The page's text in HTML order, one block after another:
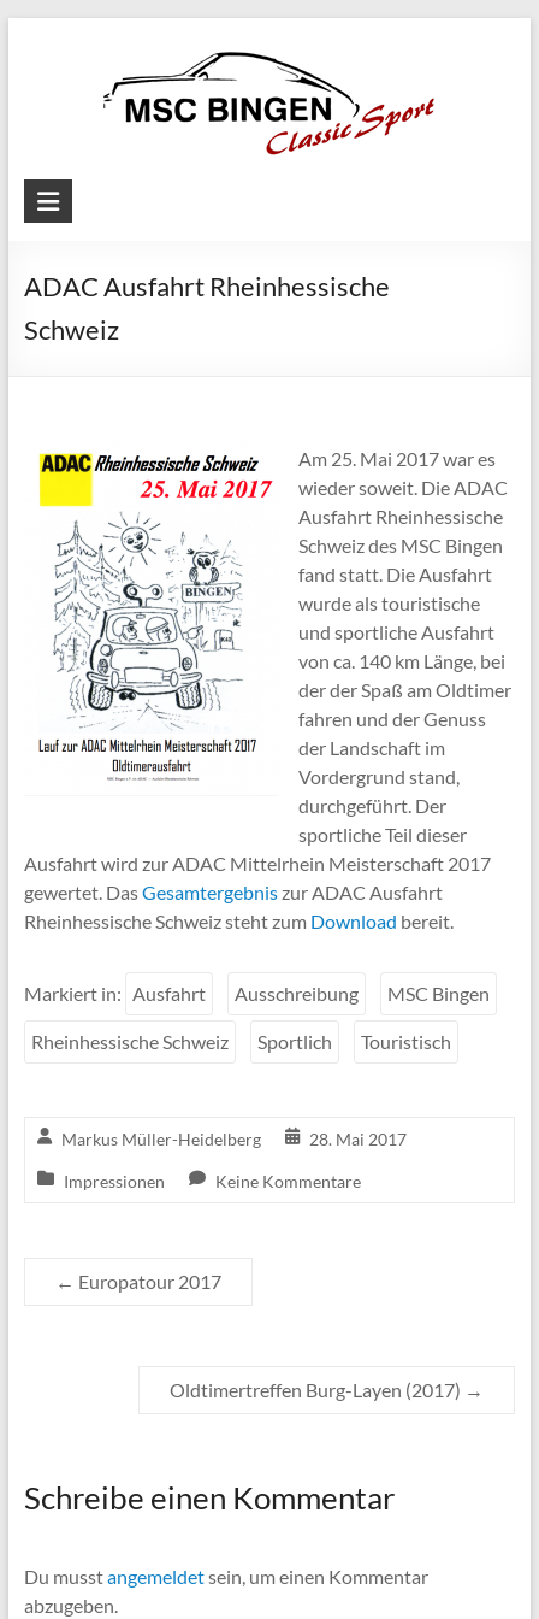
MSC
Classic
ADAC Ausfahrt Rheinhessische
Schweiz
Am 25. Mai 2017 war es
wieder soweit. Die ADAC
Ausfahrt Rheinhessische
Schweiz des MSC Bingen
fand statt. Die Ausfahrt
wurde als touristische
und sportliche Ausfahrt
von ca. 140 km Länge, bei
der der Spaß am Oldtimer
fahren und der Genuss
der Landschaft im
Vordergrund stand,
durchgeführt. Der
sportliche Teil dieser
Ausfahrt wird zur ADAC Mittelrhein Meisterschaft 2017
gewertet. DasGesamtergebniszur ADAC Ausfahrt
Rheinhessische Schweiz steht zum Download bereit.
Markiert in: Ausfahrt Ausschreibung MSC Bingen
Rheinhessische Schweiz Sportlich Touristisch
Markus Müller-Heidelberg 28. Mai 2017
Impressionen Keine Kommentare
← Europatour 2017
Oldtimertreffen Burg-Layen (2017) →
Schreibe einen Kommentar
Du musstangemeldetsein, um einen Kommentar
abzugeben.